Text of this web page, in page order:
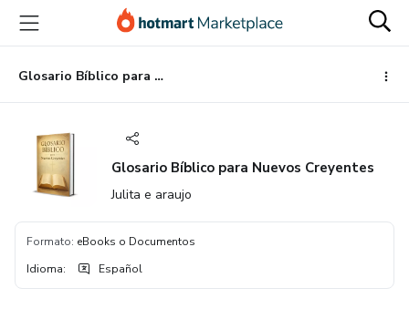
principal
página
de
página
Glosario Bíblico para Nuevos Creyentes
Glosario Bíblico para Nuevos Creyentes
Julita e araujo
Formato: eBooks o Documentos
Idioma: Español